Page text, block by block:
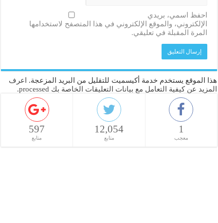
احفظ اسمي، بريدي
الإلكتروني، والموقع الإلكتروني في هذا المتصفح لاستخدامها
المرة المقبلة في تعليقي.
هذا الموقع يستخدم خدمة أكيسميت للتقليل من البريد المزعجة.
اعرف
المزيد عن كيفية التعامل مع بيانات التعليقات الخاصة بك processed
.
1
معجب
12,054
متابع
597
متابع